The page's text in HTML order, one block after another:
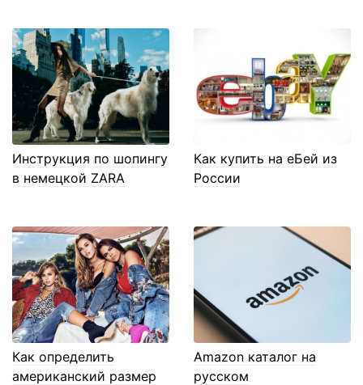
Инструкция по шопингу
в немецкой ZARA
Как купить на еБей из
России
Как определить
американский размер
Amazon каталог на
русском